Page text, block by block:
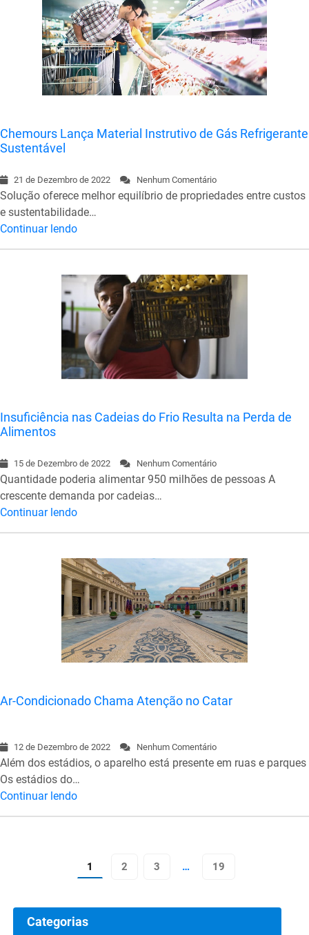
Chemours Lança Material Instrutivo de Gás Refrigerante
Sustentável
21 de Dezembro de 2022 Nenhum Comentário
Solução oferece melhor equilíbrio de propriedades entre custos
e sustentabilidade…
Continuar lendo
Insuficiência nas Cadeias do Frio Resulta na Perda de
Alimentos
15 de Dezembro de 2022 Nenhum Comentário
Quantidade poderia alimentar 950 milhões de pessoas A
crescente demanda por cadeias…
Continuar lendo
Ar-Condicionado Chama Atenção no Catar
12 de Dezembro de 2022 Nenhum Comentário
Além dos estádios, o aparelho está presente em ruas e parques
Os estádios do…
Continuar lendo
1 2 3 … 19
Categorias